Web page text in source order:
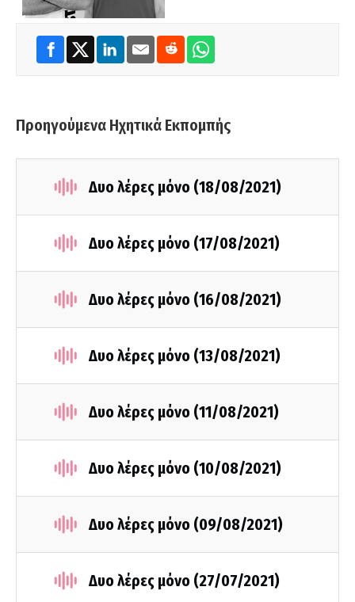
Προηγούμενα Ηχητικά Εκπομπής
Δυο λέρες μόνο (18/08/2021)
Δυο λέρες μόνο (17/08/2021)
Δυο λέρες μόνο (16/08/2021)
Δυο λέρες μόνο (13/08/2021)
Δυο λέρες μόνο (11/08/2021)
Δυο λέρες μόνο (10/08/2021)
Δυο λέρες μόνο (09/08/2021)
Δυο λέρες μόνο (27/07/2021)